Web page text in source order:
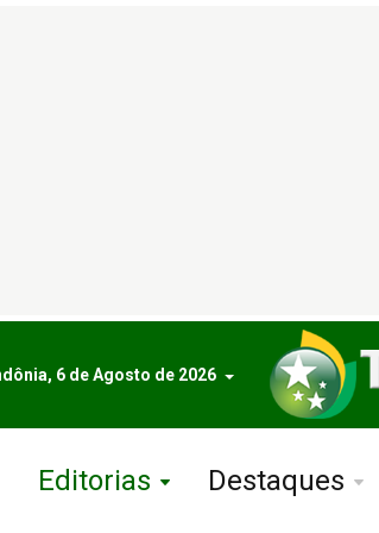
6 de Agosto de 2026
Editorias Destaques